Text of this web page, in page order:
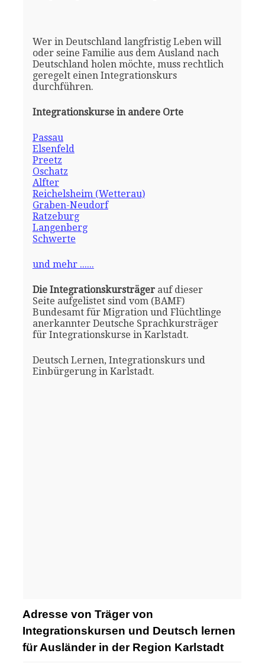
Wer in Deutschland langfristig Leben will
oder seine Familie aus dem Ausland nach
Deutschland holen möchte, muss rechtlich
geregelt einen Integrationskurs
durchführen.
Integrationskurse in andere Orte
Passau
Elsenfeld
Preetz
Oschatz
Alfter
Reichelsheim (Wetterau)
Graben-Neudorf
Ratzeburg
Langenberg
Schwerte
und mehr ......
Die Integrationskursträgerauf dieser
Seite aufgelistet sind vom (BAMF)
Bundesamt für Migration und Flüchtlinge
anerkannter Deutsche Sprachkursträger
für Integrationskurse in Karlstadt.
Deutsch Lernen, Integrationskurs und
Einbürgerung in Karlstadt.
Adresse von Träger von
Integrationskursen und Deutsch lernen
für Ausländer in der Region Karlstadt